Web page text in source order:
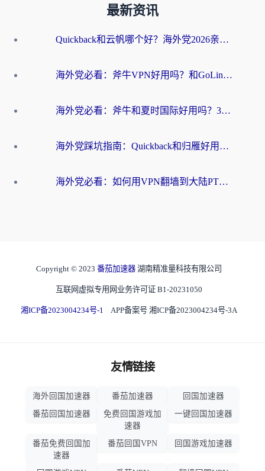
最新资讯
Quickback和云帆哪个好？海外党2026亲测指南：选对加速器大陆工具，无缝刷国内剧玩国服
海外党必看：斧牛VPN好用吗？和GoLinkVPN对比哪个回国效果更好？
海外党必看：斧牛和夏时国际好用吗？3步选对回国加速器，无缝刷国内资源
海外党踩坑指南：Quickback和归雁好用吗？选对加速器才能无缝刷国内资源
海外党必看：如何用VPN翻墙到大陆PTT？一篇解决你所有回国加速痛点
Copyright © 2023 番茄加速器 湖南精准量科技有限公司
互联网虚拟专用网业务许可证 B1-20231050
湘ICP备2023004234号-1 APP备案号 湘ICP备2023004234号-3A
友情链接
海外回国加速器 番茄加速器
回国加速器
番茄回国加速器
免费回国游戏加
速器
一键回国加速器
番茄免费回国加
速器
番茄回国VPN 回国游戏加速器